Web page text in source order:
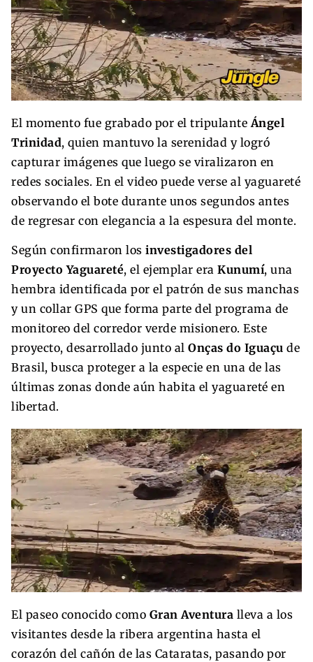
El momento fue grabado por el tripulanteÁngel
Trinidad, quien mantuvo la serenidad y logró
capturar imágenes que luego se viralizaron en
redes sociales. En el video puede verse al yaguareté
observando el bote durante unos segundos antes
de regresar con elegancia a la espesura del monte.
Según confirmaron los investigadores del
Proyecto Yaguareté, el ejemplar era Kunumí, una
hembra identificada por el patrón de sus manchas
y un collar GPS que forma parte del programa de
monitoreo del corredor verde misionero. Este
proyecto, desarrollado junto al Onças do Iguaçu de
Brasil, busca proteger a la especie en una de las
últimas zonas donde aún habita el yaguareté en
libertad.
El paseo conocido como Gran Aventura lleva a los
visitantes desde la ribera argentina hasta el
corazón del cañón de las Cataratas, pasando por